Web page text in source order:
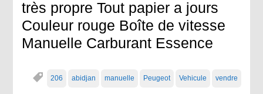
très propre Tout papier a jours
Couleur rouge Boîte de vitesse
Manuelle Carburant Essence
206 abidjan manuelle Peugeot Vehicule vendre